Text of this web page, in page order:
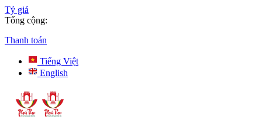
Tỷ giá
Tổng cộng:
Thanh toán
Tiếng Việt
English